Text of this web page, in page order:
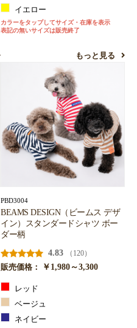
イエロー
カラーをタップしてサイズ・在庫を表示
表記の無いサイズは販売終了
もっと見る
PBD3004
BEAMS DESIGN（ビームス デザ
イン）スタンダードシャツ ボー
ダー柄
4.83
（120）
販売価格：
￥1,980～3,300
レッド
ベージュ
ネイビー